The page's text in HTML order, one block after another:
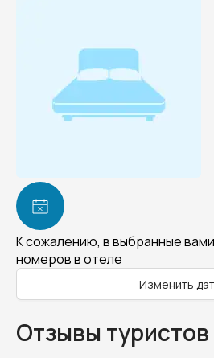
К сожалению, в выбранные
номеров в отеле
Изменить
Отзывы туристов